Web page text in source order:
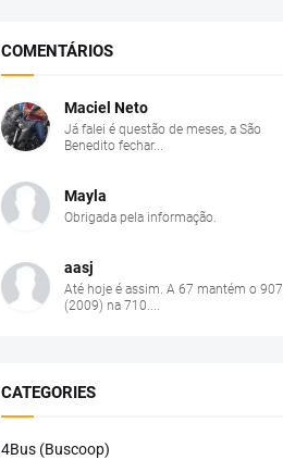
COMENTÁRIOS
Maciel Neto
Já falei é questão de meses, a São
Benedito fechar...
Mayla
Obrigada pela informação.
aasj
Até hoje é assim. A 67 mantém o 907
(2009) na 710....
CATEGORIES
4Bus (Buscoop)